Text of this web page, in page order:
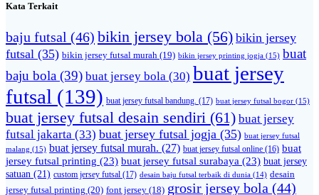
Kata Terkait
baju futsal (46) bikin jersey bola (56) bikin jersey
futsal (35) bikin jersey futsal murah (19) bikin jersey printing jogja (15) buat
baju bola (39) buat jersey bola (30) buat jersey
futsal (139) buat jersey futsal bandung. (17) buat jersey futsal bogor (15)
buat jersey futsal desain sendiri (61) buat jersey
futsal jakarta (33) buat jersey futsal jogja (35) buat jersey futsal
malang (15) buat jersey futsal murah. (27) buat jersey futsal online (16) buat
jersey futsal printing (23) buat jersey futsal surabaya (23) buat jersey
satuan (21) custom jersey futsal (17) desain baju futsal terbaik di dunia (14) desain
jersey futsal printing (20) font jersey (18) grosir jersey bola (44)